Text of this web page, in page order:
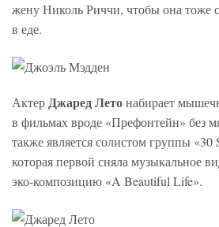
жену Николь Риччи, чтобы она тоже
в еде.
АктерДжаред Летонабирает
в фильмах вроде «Префонтейн» без
также является солистом группы «30
которая первой сняла музыкальное
эко-композицию «A Beautiful Life».